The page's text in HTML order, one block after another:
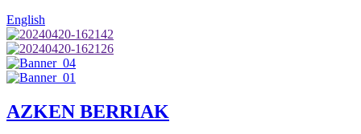
English
AZKEN BERRIAK